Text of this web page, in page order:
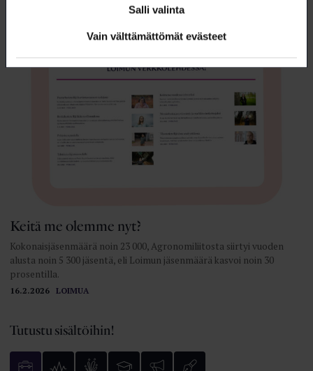
Salli valinta
Vain välttämättömät evästeet
16.2.2026 LOIMUA
Keitä me olemme nyt?
Kokonaisjäsenmäärä noin 23 000, Agronomiliitosta siirtyi vuoden
alusta noin 5 300 jäsentä, eli Loimun jäsenmäärä kasvoi noin 30
prosentilla.
Tutustu sisältöihin!